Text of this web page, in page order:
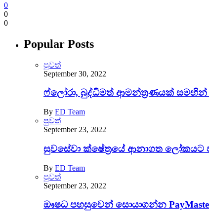
0
0
0
Popular Posts
පුවත්
September 30, 2022
ෆ්ලෝරා, බුද්ධිමත් ආමන්ත්‍රණයක්
By ED Team
පුවත්
September 23, 2022
සුවසේවා ක්ෂේත්‍රයේ ආනාගත
By ED Team
පුවත්
September 23, 2022
ඖෂධ පහසුවෙන් සොයාගන්න